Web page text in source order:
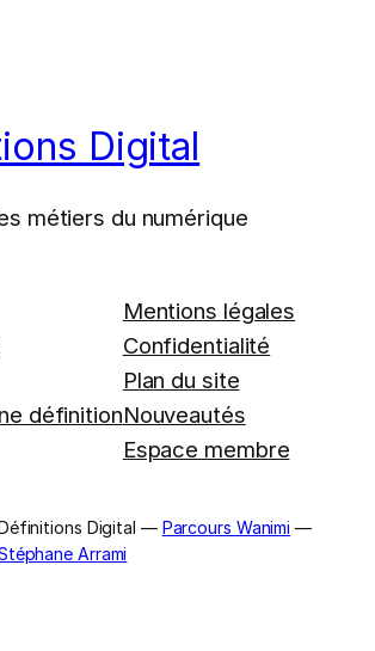
Digital
métiers du numérique
définition
Mentions légales
Confidentialité
Plan du site
Nouveautés
Espace membre
Digital — Parcours Wanimi —
Arrami